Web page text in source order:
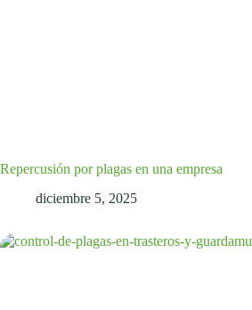
Repercusión por plagas en una empresa
diciembre 5, 2025